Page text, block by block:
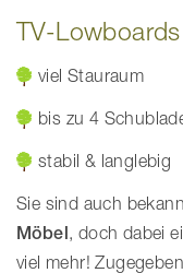
TV-Lowboards
viel Stauraum
bis zu 4
stabil & langlebig
Sie sind auch
Möbel, doch dabei
viel mehr!